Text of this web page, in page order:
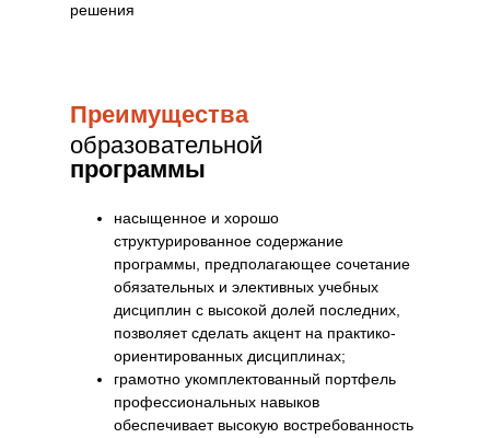
решения
Преимущества
программы
образовательной
насыщенное и хорошо
структурированное содержание
программы, предполагающее сочетание
обязательных и элективных учебных
дисциплин с высокой долей последних,
позволяет сделать акцент на практико-
ориентированных дисциплинах;
грамотно укомплектованный портфель
профессиональных навыков
обеспечивает высокую востребованность